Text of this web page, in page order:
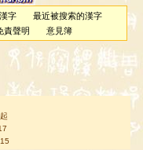
字
最近被搜索的漢字
責聲明 意見簿